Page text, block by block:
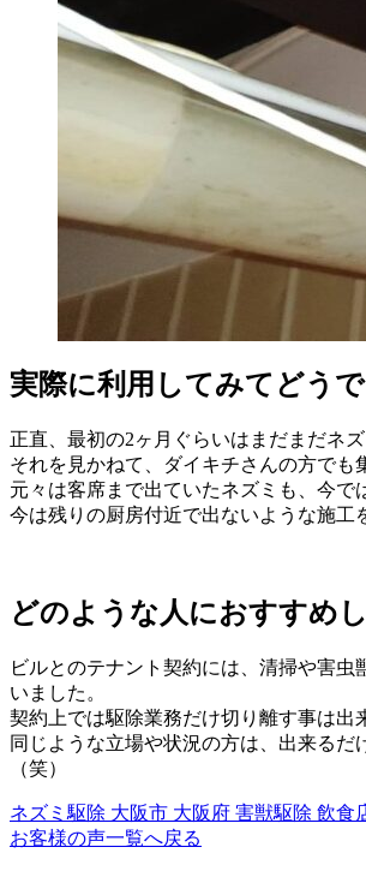
実際に利用してみてどう
正直、最初の2ヶ月ぐらいはまだまだネ
それを見かねて、ダイキチさんの方でも
元々は客席まで出ていたネズミも、今で
今は残りの厨房付近で出ないような施工
どのような人におすすめ
ビルとのテナント契約には、清掃や害
いました。
契約上では駆除業務だけ切り離す事は出
同じような立場や状況の方は、出来る
（笑）
ネズミ駆除 大阪市 大阪府 害獣駆除 飲食
お客様の声一覧へ戻る